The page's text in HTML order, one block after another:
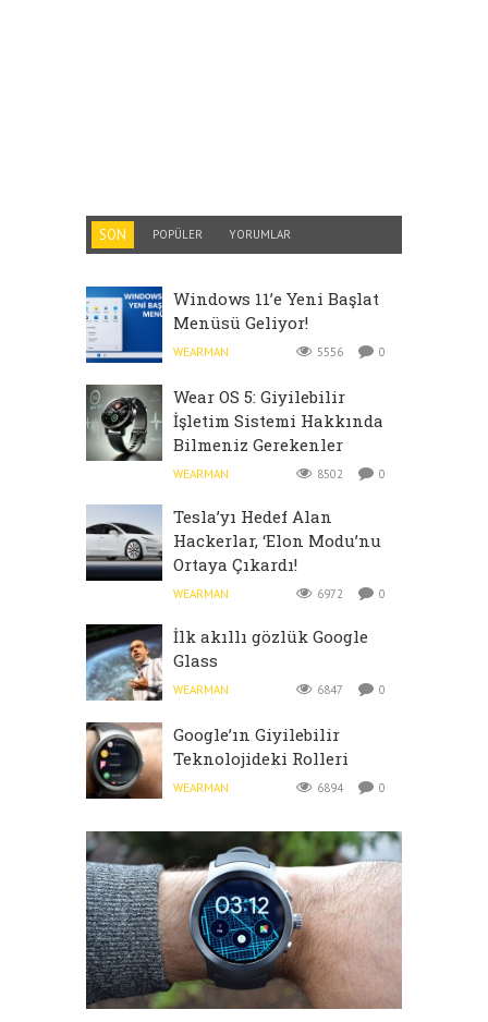
SON POPÜLER YORUMLAR
Windows 11’e Yeni Başlat
Menüsü Geliyor!
WEARMAN 5556 0
Wear OS 5: Giyilebilir
İşletim Sistemi Hakkında
Bilmeniz Gerekenler
WEARMAN 8502 0
Tesla’yı Hedef Alan
Hackerlar, ‘Elon Modu’nu
Ortaya Çıkardı!
WEARMAN 6972 0
İlk akıllı gözlük Google
Glass
WEARMAN 6847 0
Google’ın Giyilebilir
Teknolojideki Rolleri
WEARMAN 6894 0